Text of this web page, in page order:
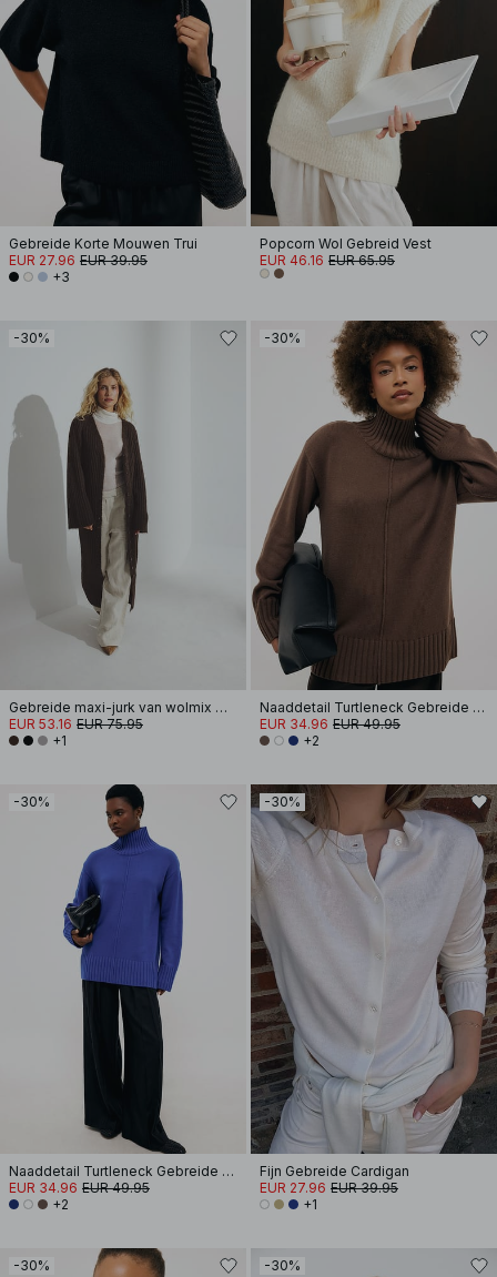
Gebreide Korte Mouwen Trui
EUR 27.96 EUR 39.95
+3
Popcorn Wol Gebreid Vest
EUR 46.16 EUR 65.95
-30%
Gebreide maxi-jurk van wolmix met vest
EUR 53.16 EUR 75.95
+1
-30%
Naaddetail Turtleneck Gebreide Trui
EUR 34.96 EUR 49.95
+2
-30%
Naaddetail Turtleneck Gebreide Trui
EUR 34.96 EUR 49.95
+2
-30%
Fijn Gebreide Cardigan
EUR 27.96 EUR 39.95
+1
-30% -30%